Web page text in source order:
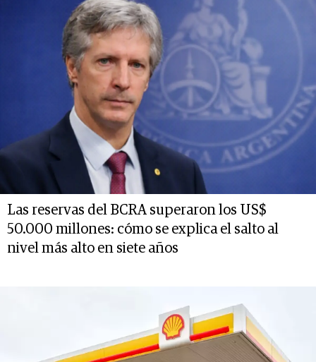
Las reservas del BCRA superaron los US$
50.000 millones: cómo se explica el salto al
nivel más alto en siete años